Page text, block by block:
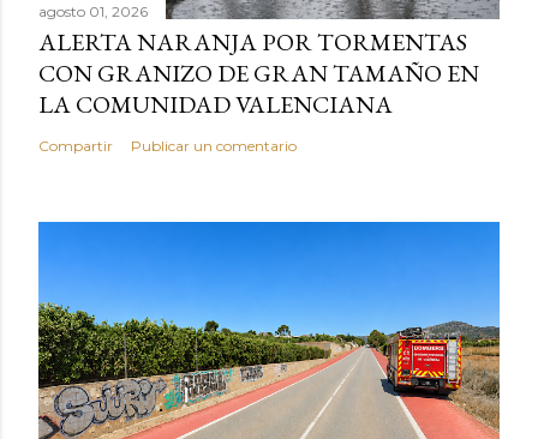
agosto 01, 2026
ALERTA NARANJA POR TORMENTAS
CON GRANIZO DE GRAN TAMAÑO EN
LA COMUNIDAD VALENCIANA
Compartir Publicar un comentario